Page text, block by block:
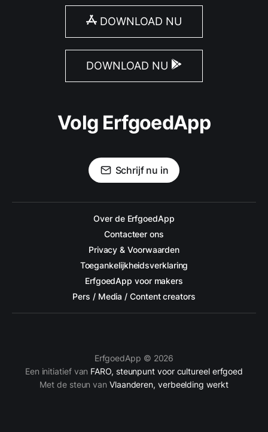
DOWNLOAD NU
DOWNLOAD NU
Volg ErfgoedApp
Schrijf nu in
Over de ErfgoedApp
Contacteer ons
Privacy & Voorwaarden
Toegankelijkheidsverklaring
ErfgoedApp voor makers
Pers / Media / Content creators
ErfgoedApp © 2026
Een initiatief van FARO, steunpunt voor cultureel erfgoed
Met de steun van Vlaanderen, verbeelding werkt